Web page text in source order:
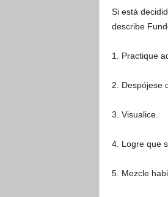
Si está
describe
1. Practique
2. Despójese
3. Visualice.
4. Logre que
5. Mezcle